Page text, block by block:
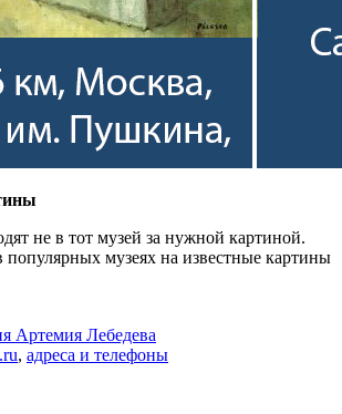
не в тот музей за нужной картиной.
популярных музеях на известные картины
Артемия Лебедева
, адреса и телефоны